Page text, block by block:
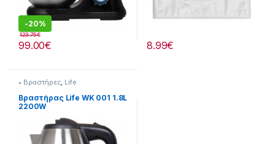
-20%
99.00€
123.75€
8.99€
• Βραστήρες, Life
Βραστήρας Life WK 001 1.8L
2200W